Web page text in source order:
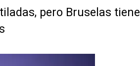
pero Bruselas